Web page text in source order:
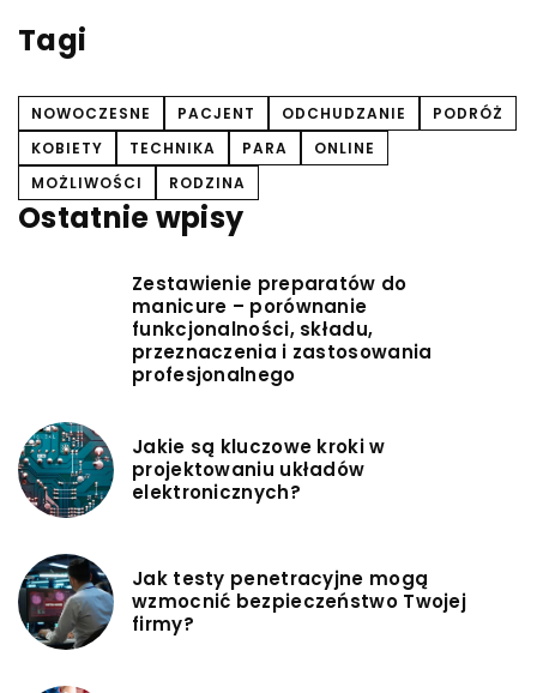
Tagi
NOWOCZESNE PACJENT ODCHUDZANIE
PODRÓŻ
KOBIETY
TECHNIKA PARA
ONLINE
MOŻLIWOŚCI
RODZINA
Ostatnie wpisy
Zestawienie preparatów do
manicure – porównanie
funkcjonalności, składu,
przeznaczenia i zastosowania
profesjonalnego
Jakie są kluczowe kroki w
projektowaniu układów
elektronicznych?
Jak testy penetracyjne mogą
wzmocnić bezpieczeństwo Twojej
firmy?